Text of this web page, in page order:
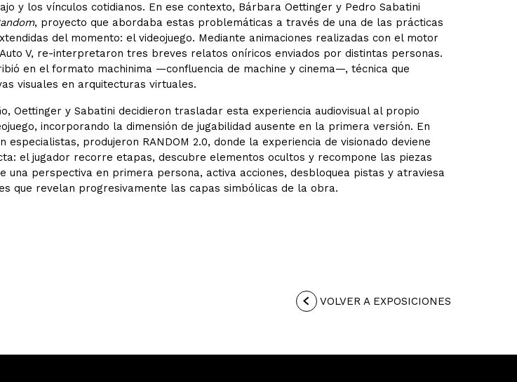
y los vínculos cotidianos. En ese contexto, Bárbara Oettinger y Pedro Sabatini
, proyecto que abordaba estas problemáticas a través de una de las prácticas
del momento: el videojuego. Mediante animaciones realizadas con el motor
V, re-interpretaron tres breves relatos oníricos enviados por distintas personas.
en el formato machinima —confluencia de machine y cinema—, técnica que
visuales en arquitecturas virtuales.
Oettinger y Sabatini decidieron trasladar esta experiencia audiovisual al propio
incorporando la dimensión de jugabilidad ausente en la primera versión. En
especialistas, produjeron RANDOM 2.0, donde la experiencia de visionado deviene
el jugador recorre etapas, descubre elementos ocultos y recompone las piezas
una perspectiva en primera persona, activa acciones, desbloquea pistas y atraviesa
que revelan progresivamente las capas simbólicas de la obra.
VOLVER A EXPOSICIONES